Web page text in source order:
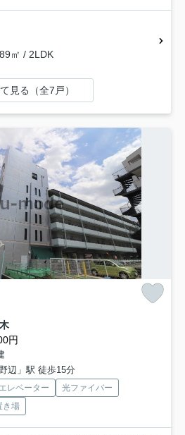
㎡ / 2LDK
見る（全7戸）
円
辺」駅 徒歩15分
エレベーター
光ファイバー
き場